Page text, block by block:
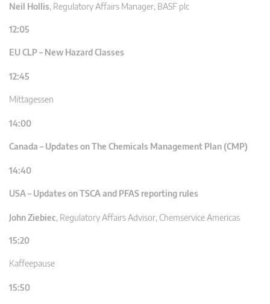
Neil Hollis, Regulatory Affairs Manager, BASF plc
12:05
EU CLP – New Hazard Classes
12:45
Mittagessen
14:00
Canada – Updates on The Chemicals Management Plan (CMP)
14:40
USA – Updates on TSCA and PFAS reporting rules
John Ziebiec, Regulatory Affairs Advisor, Chemservice Americas
15:20
Kaffeepause
15:50